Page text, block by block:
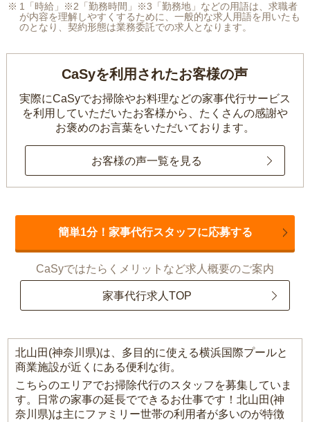
1「時給」※2「勤務時間」※3「勤務地」などの用語は、求職者
が内容を理解しやすくするために、一般的な求人用語を用いたも
のとなり、契約形態は業務委託での求人となります。
CaSyを利用されたお客様の声
実際にCaSyでお掃除やお料理などの家事代行サービス
を利用していただいたお客様から、 たくさんの感謝や
お褒めのお言葉をいただいております。
お客様の声一覧を見る
簡単1分！家事代行スタッフに応募する
CaSyではたらくメリットなど求人概要のご案内
家事代行求人TOP
北山田(神奈川県)は、多目的に使える横浜国際プールと
商業施設が近くにある便利な街。
こちらのエリアでお掃除代行のスタッフを募集していま
す。日常の家事の延長でできるお仕事です！北山田(神
奈川県)は主にファミリー世帯の利用者が多いのが特徴